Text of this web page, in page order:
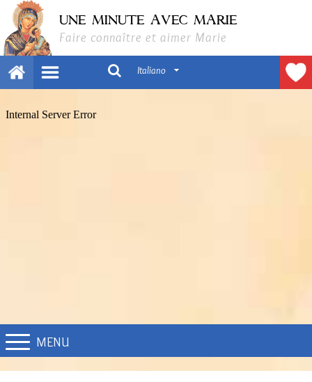
UNE MINUTE AVEC MARIE
Faire connaître et aimer Marie
Italiano
MENU